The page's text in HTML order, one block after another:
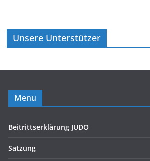
Unsere Unterstützer
Menu
Beitrittserklärung JUDO
Satzung